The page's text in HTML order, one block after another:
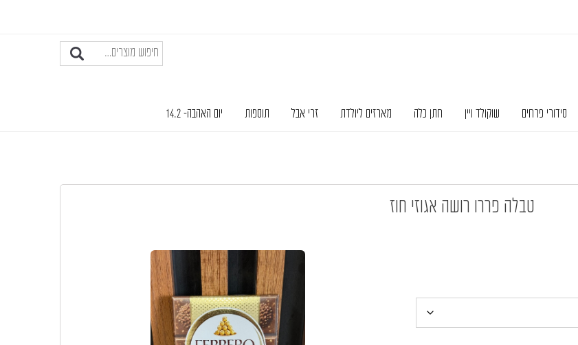
סידורי פרחים שוקולד ויין חתן כלה מארזים ליולדת זרי אבל תוספות יום האהבה- 14.2
טבלה פררו רושה אגוזי חוז